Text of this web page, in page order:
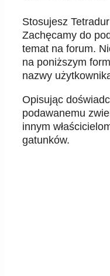
Stosujesz
Zachęcamy do
temat na forum.
na poniższym
nazwy
Opisując
podawanemu
innym
gatunków.